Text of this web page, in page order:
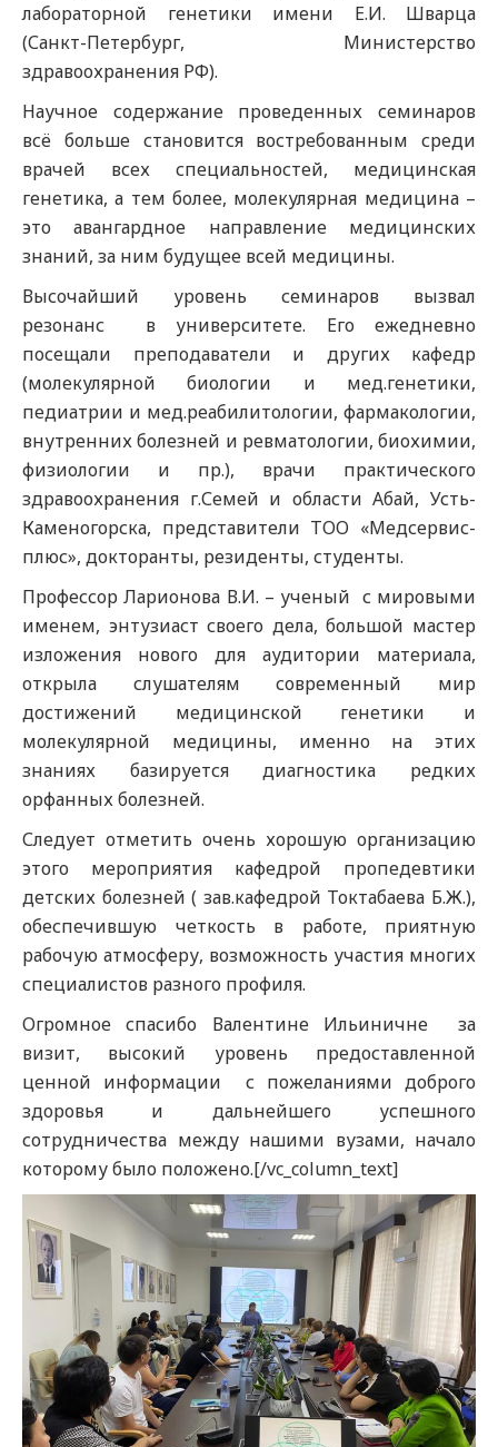
лабораторной генетики имени Е.И. Шварца
(Санкт-Петербург, Министерство
здравоохранения РФ).
Научное содержание проведенных семинаров
всё больше становится востребованным среди
врачей всех специальностей, медицинская
генетика, а тем более, молекулярная медицина –
это авангардное направление медицинских
знаний, за ним будущее всей медицины.
Высочайший уровень семинаров вызвал
резонанс в университете. Его ежедневно
посещали преподаватели и других кафедр
(молекулярной биологии и мед.генетики,
педиатрии и мед.реабилитологии, фармакологии,
внутренних болезней и ревматологии, биохимии,
физиологии и пр.), врачи практического
здравоохранения г.Семей и области Абай, Усть-
Каменогорска, представители ТОО «Медсервис-
плюс», докторанты, резиденты, студенты.
Профессор Ларионова В.И. – ученый с мировыми
именем, энтузиаст своего дела, большой мастер
изложения нового для аудитории материала,
открыла слушателям современный мир
достижений медицинской генетики и
молекулярной медицины, именно на этих
знаниях базируется диагностика редких
орфанных болезней.
Следует отметить очень хорошую организацию
этого мероприятия кафедрой пропедевтики
детских болезней ( зав.кафедрой Токтабаева Б.Ж.),
обеспечившую четкость в работе, приятную
рабочую атмосферу, возможность участия многих
специалистов разного профиля.
Огромное спасибо Валентине Ильиничне за
визит, высокий уровень предоставленной
ценной информации с пожеланиями доброго
здоровья и дальнейшего успешного
сотрудничества между нашими вузами, начало
которому было положено.[/vc_column_text]